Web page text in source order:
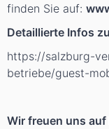
finden Sie auf:
Detaillierte Infos
https://salzburg-
betriebe/guest-
Wir freuen uns